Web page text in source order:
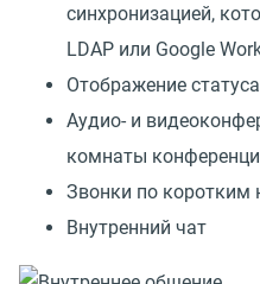
синхронизацией,
LDAP или Google
Отображение
Аудио- и
комнаты
Звонки по коротким
Внутренний чат